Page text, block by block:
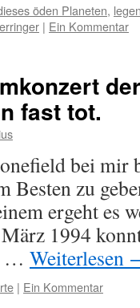
öden Planeten,
| Ein Kommentar
fast tot.
bei mir
Besten zu
ergeht es
1994
… Weiterlesen
| Ein Kommentar